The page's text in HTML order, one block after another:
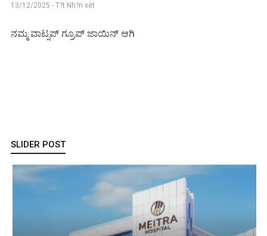
13/12/2025 - T?t Nh?n xét
ನಮ್ಮ ವಾಟ್ಸಪ್ ಗ್ರೂಪ್ ಜಾಯಿನ್ ಆಗಿ
SLIDER POST